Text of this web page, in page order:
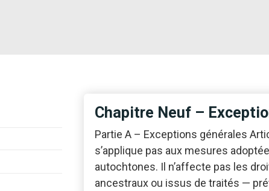
Chapitre Neuf –
Partie A – Exceptions générales
s’applique pas aux mesures
autochtones. Il n’affecte pas les
ancestraux ou issus de traités —